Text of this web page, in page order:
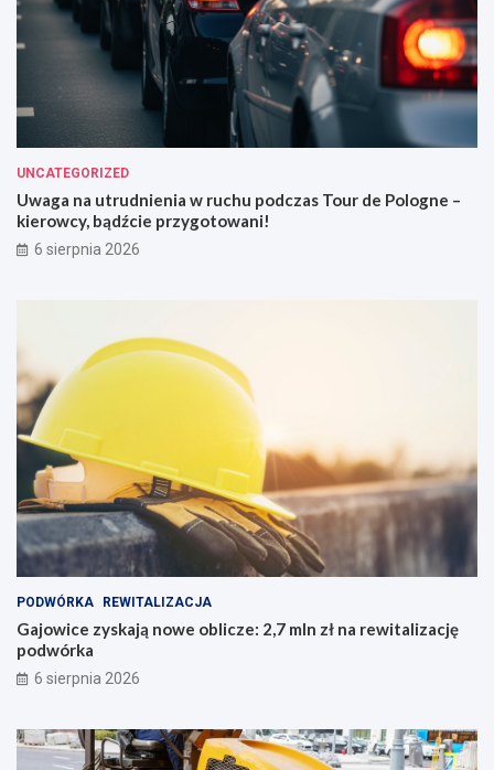
UNCATEGORIZED
Uwaga na utrudnienia w ruchu podczas Tour de Pologne –
kierowcy, bądźcie przygotowani!
6 sierpnia 2026
PODWÓRKA REWITALIZACJA
Gajowice zyskają nowe oblicze: 2,7 mln zł na rewitalizację
podwórka
6 sierpnia 2026